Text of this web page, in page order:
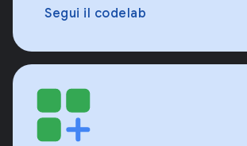
Segui il codelab